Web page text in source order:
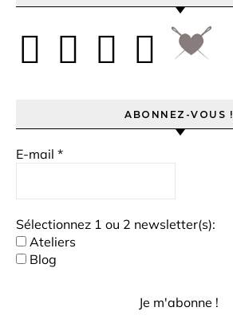
ABONNEZ-VOUS !
E-mail *
Sélectionnez 1 ou 2 newsletter(s):
Ateliers
Blog